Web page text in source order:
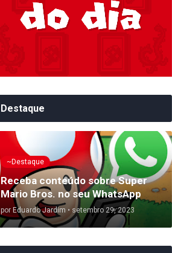
Destaque
~Destaque
Receba conteúdo sobre Super
Mario Bros. no seu WhatsApp
por Eduardo Jardim • setembro 29, 2023